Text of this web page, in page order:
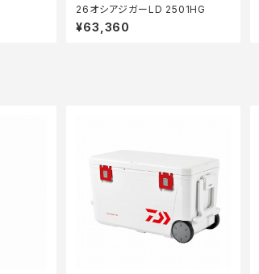
26オシアジガーLD 2501HG
¥63,360